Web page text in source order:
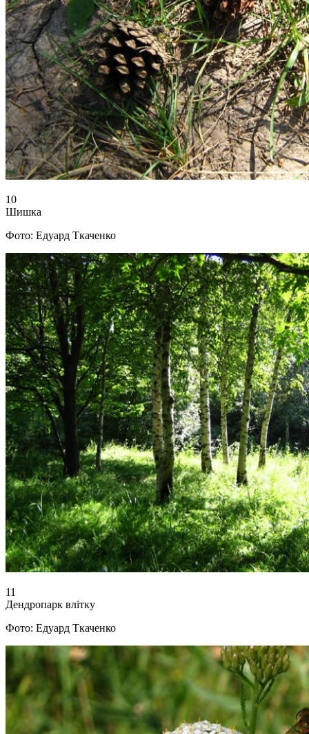
10
Шишка
Фото: Едуард Ткаченко
11
Дендропарк влітку
Фото: Едуард Ткаченко